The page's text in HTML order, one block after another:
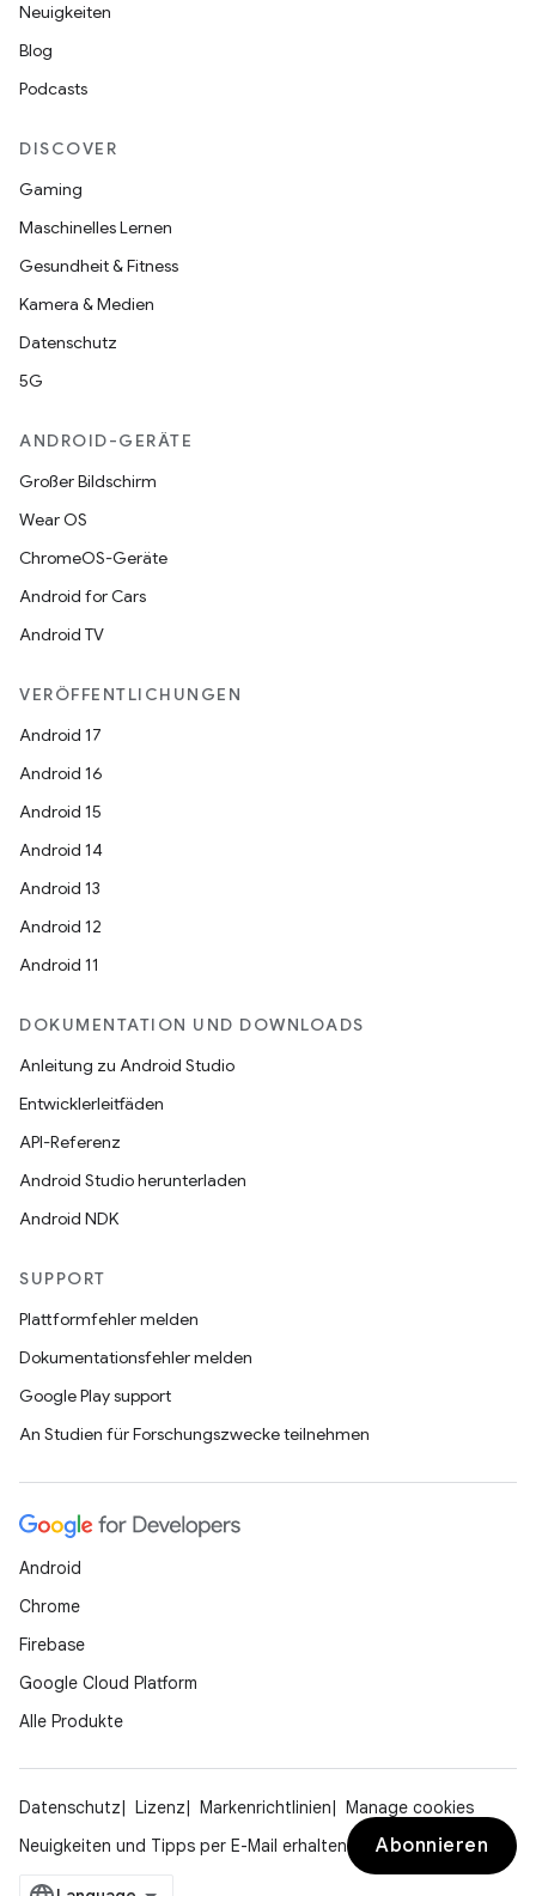
Neuigkeiten
Blog
Podcasts
DISCOVER
Gaming
Maschinelles Lernen
Gesundheit & Fitness
Kamera & Medien
Datenschutz
5G
ANDROID-GERÄTE
Großer Bildschirm
Wear OS
ChromeOS-Geräte
Android for Cars
Android TV
VERÖFFENTLICHUNGEN
Android 17
Android 16
Android 15
Android 14
Android 13
Android 12
Android 11
DOKUMENTATION UND DOWNLOADS
Anleitung zu Android Studio
Entwicklerleitfäden
API-Referenz
Android Studio herunterladen
Android NDK
SUPPORT
Plattformfehler melden
Dokumentationsfehler melden
Google Play support
An Studien für Forschungszwecke teilnehmen
Android
Chrome
Firebase
Google Cloud Platform
Alle Produkte
Datenschutz Lizenz Markenrichtlinien
Manage cookies
Neuigkeiten und Tipps per E-Mail erhalten
Abonnieren